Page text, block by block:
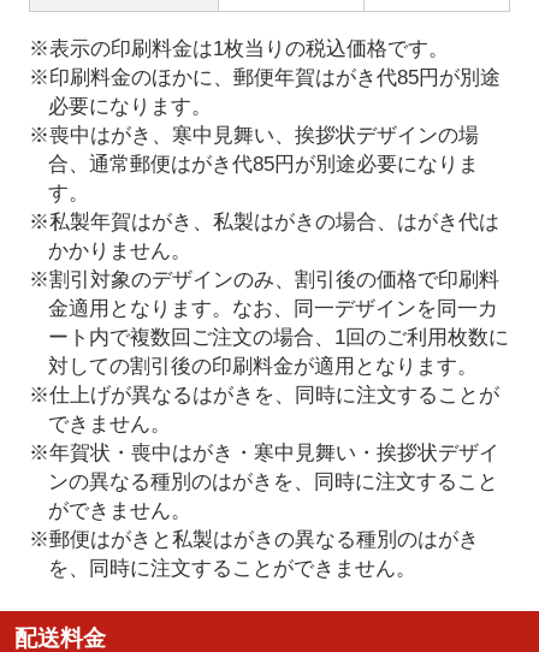
※表示の印刷料金は1枚当りの税込価格です。
※印刷料金のほかに、郵便年賀はがき代85円が別途
必要になります。
※喪中はがき、寒中見舞い、挨拶状デザインの場
合、通常郵便はがき代85円が別途必要になりま
す。
※私製年賀はがき、私製はがきの場合、はがき代は
かかりません。
※割引対象のデザインのみ、割引後の価格で印刷料
金適用となります。なお、同一デザインを同一カ
ート内で複数回ご注文の場合、1回のご利用枚数に
対しての割引後の印刷料金が適用となります。
※仕上げが異なるはがきを、同時に注文することが
できません。
※年賀状・喪中はがき・寒中見舞い・挨拶状デザイ
ンの異なる種別のはがきを、同時に注文すること
ができません。
※郵便はがきと私製はがきの異なる種別のはがき
を、同時に注文することができません。
配送料金